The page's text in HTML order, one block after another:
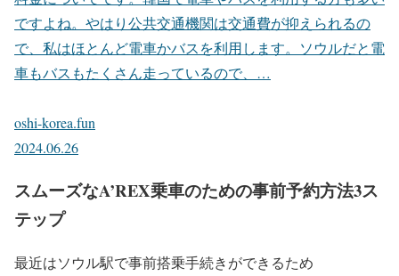
ですよね。やはり公共交通機関は交通費が抑えられるの
で、私はほとんど電車かバスを利用します。ソウルだと電
車もバスもたくさん走っているので、…
oshi-korea.fun
2024.06.26
スムーズなA’REX乗車のための事前予約方法3ス
テップ
最近はソウル駅で事前搭乗手続きができるため